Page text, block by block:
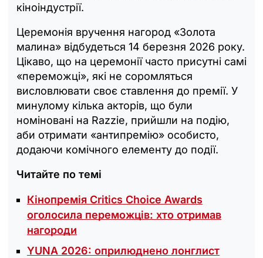
кіноіндустрії.
Церемонія вручення нагород «Золота
малина» відбудеться 14 березня 2026 року.
Цікаво, що на церемонії часто присутні самі
«переможці», які не соромляться
висловлювати своє ставлення до премії. У
минулому кілька акторів, що були
номіновані на Razzie, прийшли на подію,
аби отримати «антипремію» особисто,
додаючи комічного елементу до події.
Читайте по темі
Кінопремія Critics Choice Awards
оголосила переможців: хто отримав
нагороди
YUNA 2026: оприлюднено лонглист